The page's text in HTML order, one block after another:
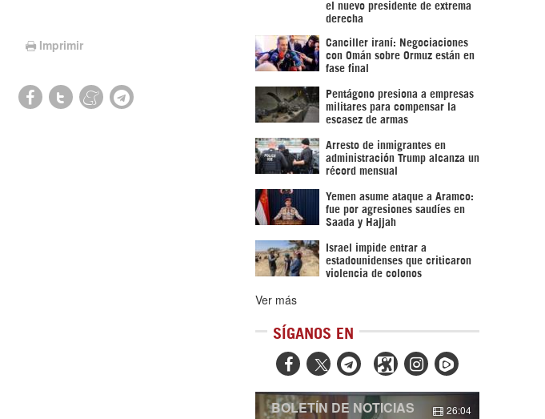
Imprimir
el nuevo presidente de extrema
derecha
Canciller iraní: Negociaciones
con Omán sobre Ormuz están en
fase final
Pentágono presiona a empresas
militares para compensar la
escasez de armas
Arresto de inmigrantes en
administración Trump alcanza un
récord mensual
Yemen asume ataque a Aramco:
fue por agresiones saudíes en
Saada y Hajjah
Israel impide entrar a
estadounidenses que criticaron
violencia de colonos
Ver más
SÍGANOS EN
  
BOLETÍN DE NOTICIAS 26:04